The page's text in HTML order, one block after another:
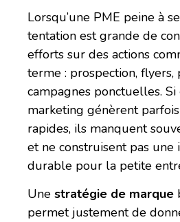
Lorsqu’une PME peine à
tentation est grande de
efforts sur des actions
terme : prospection, flyers,
campagnes ponctuelles. Si
marketing génèrent
rapides, ils manquent
et ne construisent pas
durable pour la petite
Une stratégie de marque
permet justement de